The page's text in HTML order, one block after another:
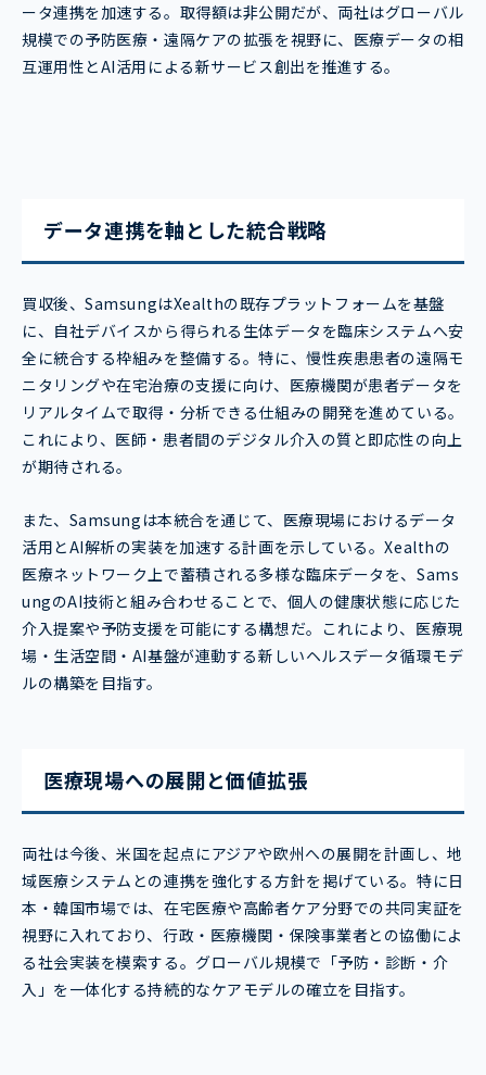
ータ連携を加速する。取得額は非公開だが、両社はグローバル
規模での予防医療・遠隔ケアの拡張を視野に、医療データの相
互運用性とAI活用による新サービス創出を推進する。
データ連携を軸とした統合戦略
買収後、SamsungはXealthの既存プラットフォームを基盤
に、自社デバイスから得られる生体データを臨床システムへ安
全に統合する枠組みを整備する。特に、慢性疾患患者の遠隔モ
ニタリングや在宅治療の支援に向け、医療機関が患者データを
リアルタイムで取得・分析できる仕組みの開発を進めている。
これにより、医師・患者間のデジタル介入の質と即応性の向上
が期待される。
また、Samsungは本統合を通じて、医療現場におけるデータ
活用とAI解析の実装を加速する計画を示している。Xealthの
医療ネットワーク上で蓄積される多様な臨床データを、Sams
ungのAI技術と組み合わせることで、個人の健康状態に応じた
介入提案や予防支援を可能にする構想だ。これにより、医療現
場・生活空間・AI基盤が連動する新しいヘルスデータ循環モデ
ルの構築を目指す。
医療現場への展開と価値拡張
両社は今後、米国を起点にアジアや欧州への展開を計画し、地
域医療システムとの連携を強化する方針を掲げている。特に日
本・韓国市場では、在宅医療や高齢者ケア分野での共同実証を
視野に入れており、行政・医療機関・保険事業者との協働によ
る社会実装を模索する。グローバル規模で「予防・診断・介
入」を一体化する持続的なケアモデルの確立を目指す。